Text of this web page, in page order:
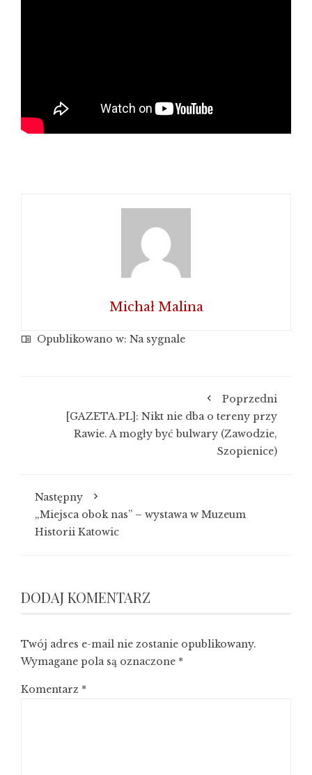
Michał Malina
Opublikowano w: Na sygnale
Poprzedni
[GAZETA.PL]: Nikt nie dba o tereny przy
Rawie. A mogły być bulwary (Zawodzie,
Szopienice)
Następny
„Miejsca obok nas” – wystawa w Muzeum
Historii Katowic
DODAJ KOMENTARZ
Twój adres e-mail nie zostanie opublikowany.
Wymagane pola są oznaczone *
Komentarz *